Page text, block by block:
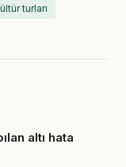
turları
altı hata